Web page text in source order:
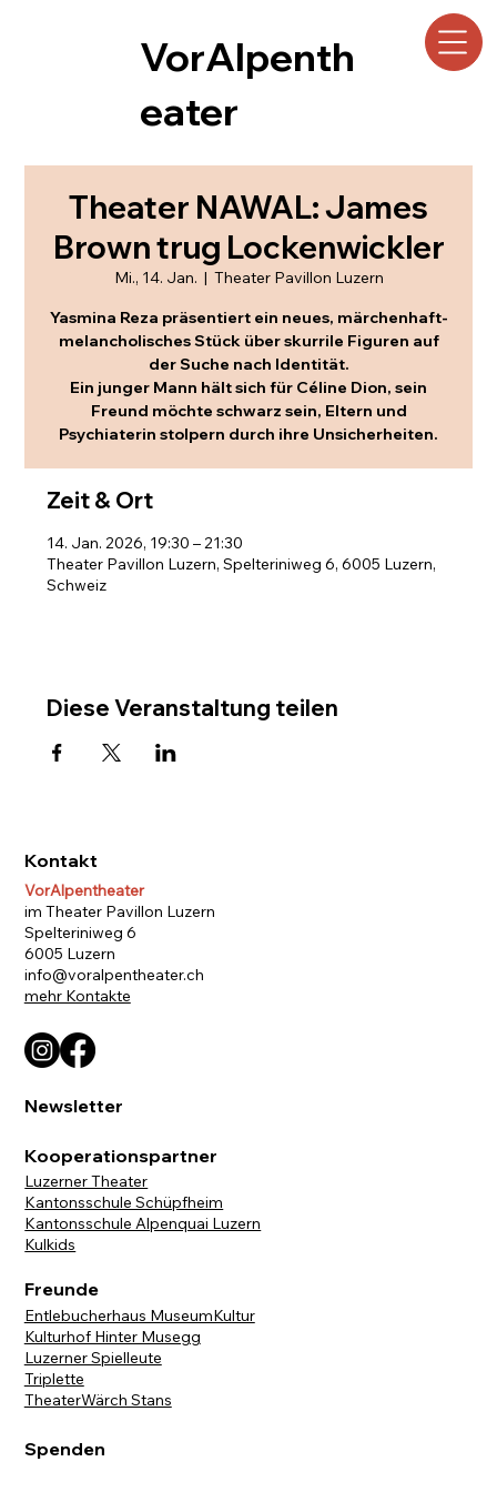
VorAlpenth
eater
Theater NAWAL: James
Brown trug Lockenwickler
Mi., 14. Jan.
  |
Theater Pavillon Luzern
Yasmina Reza präsentiert ein neues, märchenhaft-
melancholisches Stück über skurrile Figuren auf
der Suche nach Identität.
Ein junger Mann hält sich für Céline Dion, sein
Freund möchte schwarz sein, Eltern und
Psychiaterin stolpern durch ihre Unsicherheiten.
Zeit & Ort
14. Jan. 2026, 19:30 – 21:30
Theater Pavillon Luzern, Spelteriniweg 6, 6005 Luzern,
Schweiz
Diese Veranstaltung teilen
Kontakt
VorAlpentheater
im Theater Pavillon Luzern
Spelteriniweg 6
6005 Luzern
info@voralpentheater.ch
mehr Kontakte
Newsletter
Kooperationspartner
Luzerner Theater
Kantonsschule Schüpfheim
Kantonsschule Alpenquai Luzern
Kulkids
Freunde
Entlebucherhaus MuseumKultur
Kulturhof Hinter Musegg
Luzerner Spielleute
Triplette
TheaterWärch Stans
Spenden